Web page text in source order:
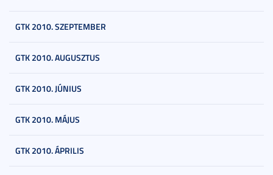
GTK 2010. SZEPTEMBER
GTK 2010. AUGUSZTUS
GTK 2010. JÚNIUS
GTK 2010. MÁJUS
GTK 2010. ÁPRILIS